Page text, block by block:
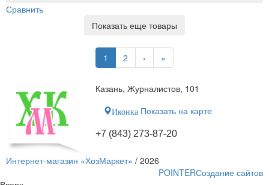
Сравнить
Показать еще товары
1 2 › »
Казань, Журналистов, 101
Иконка Показать на карте
+7 (843) 273-87-20
Интернет-магазин «ХозМаркет» / 2026
POINTERСоздание сайтов